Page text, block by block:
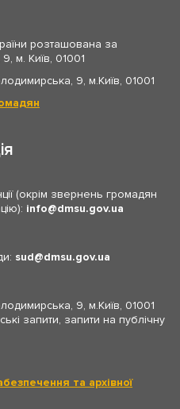
розташована за
м. Київ, 01001
9, м.Київ, 01001
(окрім звернень громадян
info dmsu.gov.ua
sud dmsu.gov.ua
9, м.Київ, 01001
запити, запити на публічну
та архівної